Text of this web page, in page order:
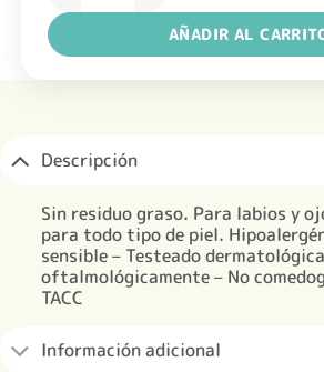
$
AÑADIR AL
Descripción
Sin residuo graso. Para labios y
para todo tipo de piel.
sensible – Testeado
oftalmológicamente – No
TACC
Información adicional